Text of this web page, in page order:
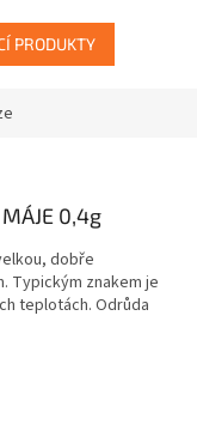
PRODUKTY
0,4g
dobře
Typickým znakem je
teplotách. Odrůda